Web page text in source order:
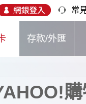
常
存款/外匯